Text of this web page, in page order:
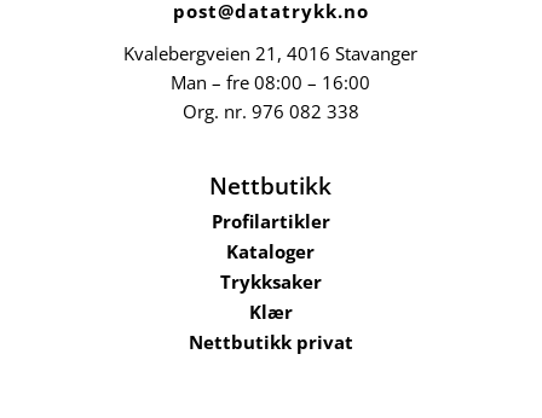
post@datatrykk.no
Kvalebergveien 21 , 4016 Stavanger
Man – fre 08:00 – 16:00
Org. nr. 976 082 338
Nettbutikk
Profilartikler
Kataloger
Trykksaker
Klær
Nettbutikk privat